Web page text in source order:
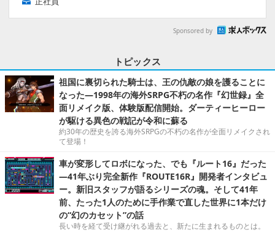
Sponsored by
トピックス
祖国に裏切られた騎士は、王の仇敵の娘を護ることに
なった―1998年の海外SRPG不朽の名作『幻世録』全
面リメイク版、体験版配信開始。ダーティーヒーロー
が駆ける異色の戦記が令和に蘇る
約30年の歴史を誇る海外SRPGの不朽の名作が全面リメイクされ
て登場！
車が変形してロボになった、でも『ルート16』だった
―41年ぶり完全新作『ROUTE16R』開発者インタビュ
ー。新旧スタッフが語るシリーズの魂。そして41年
前、たった1人のために手作業で直した世界に1本だけ
の“幻のカセット”の話
長い時を経て受け継がれる過去と、新たに生まれるものとは。